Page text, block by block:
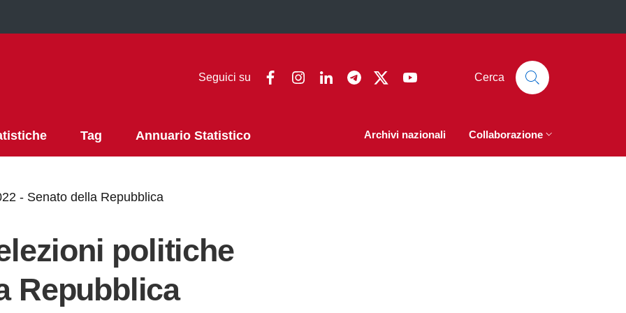
Seguici su FacebookInstagramLinkedinTelegram
Twitter Cerca
Tag Annuario Statistico Archivi nazionali Collaborazione
- Senato della Repubblica
politiche
Repubblica